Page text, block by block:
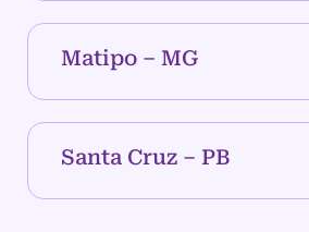
Matipo – MG
Santa Cruz – PB